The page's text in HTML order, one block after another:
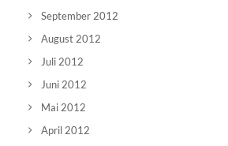
September 2012
August 2012
Juli 2012
Juni 2012
Mai 2012
April 2012